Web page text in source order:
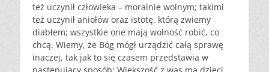
też uczynił człowieka – moralnie wolnym; takimi
też uczynił aniołów oraz istotę, którą zwiemy
diabłem; wszystkie one mają wolność robić, co
chcą. Wiemy, że Bóg mógł urządzić całą sprawę
inaczej, tak jak to się czasem przedstawia w
następujący sposób: Większość z was ma dzieci.